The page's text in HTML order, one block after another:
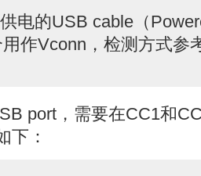
电的USB cable（
作Vconn，检测方式参
port，需要在CC1和
下：